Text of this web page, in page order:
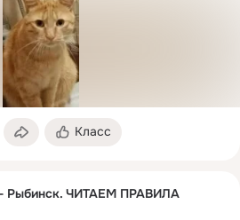
Класс
Рыбинск. ЧИТАЕМ ПРАВИЛА